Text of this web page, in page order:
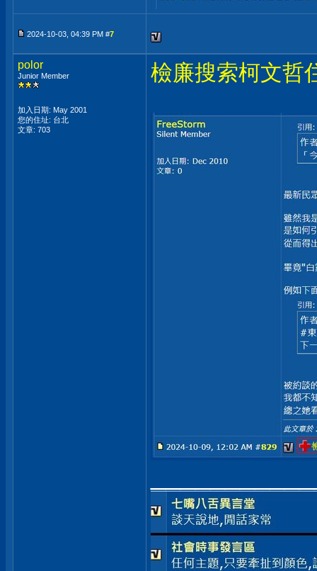
2024-10-03, 04:39 PM #7
polor
Junior Member
加入日期: May 2001
您的住址: 台北
文章: 703
檢廉搜索柯文哲